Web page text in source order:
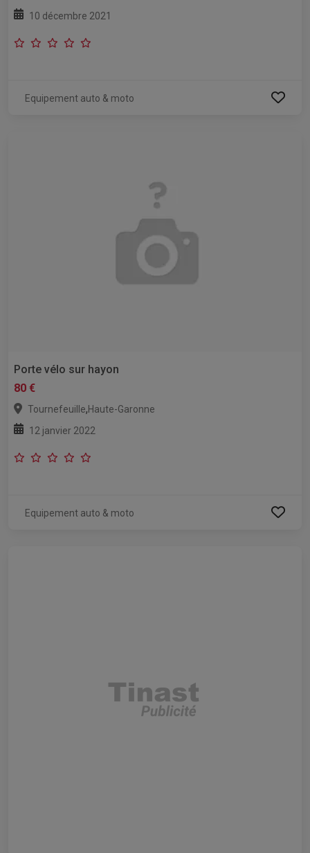
10 décembre 2021
Equipement auto & moto
Porte vélo sur hayon
80 €
Tournefeuille,Haute-Garonne
12 janvier 2022
Equipement auto & moto